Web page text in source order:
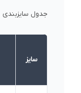
جدول سایزبندی
سایز